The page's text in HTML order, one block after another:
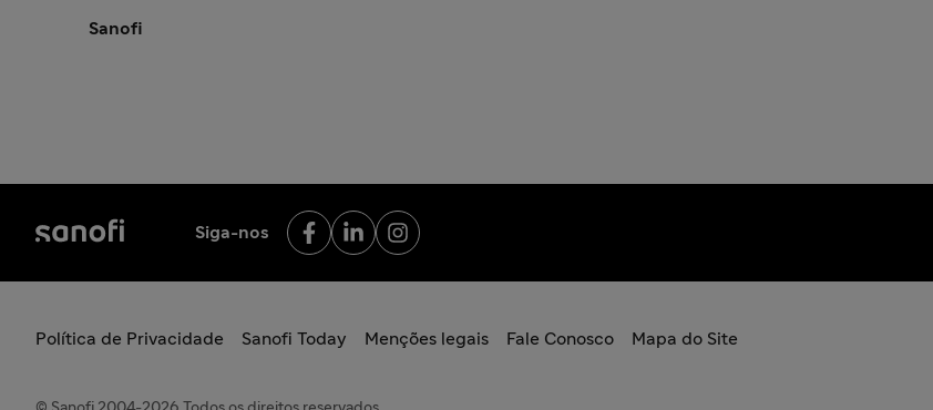
Sanofi
Siga-nos
Política de Privacidade Sanofi Today Menções legais Fale Conosco Mapa do Site